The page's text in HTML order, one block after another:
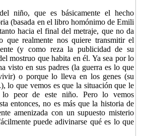
niño, que es básicamente el hecho
(basada en el libro homónimo de Emili
hacia el final del metraje, que no da
que realmente nos quiere transmitir el
(y como reza la publicidad de su
mostruo que habita en él. Ya sea por lo
visto en sus padres (la guerra es lo que
o porque lo lleva en los genes (su
lo que vemos es que la situación que le
lo peor de este niño. Pero lo vemos
entonces, no es más que la historia de
amenizada con un supuesto misterio
puede adivinarse qué es lo que